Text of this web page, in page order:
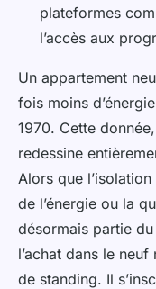
plateformes
l’accès aux
Un appartement
fois moins
1970. Cette
redessine
Alors que
de l’énergie ou la
désormais partie
l’achat dans le
de standing. Il